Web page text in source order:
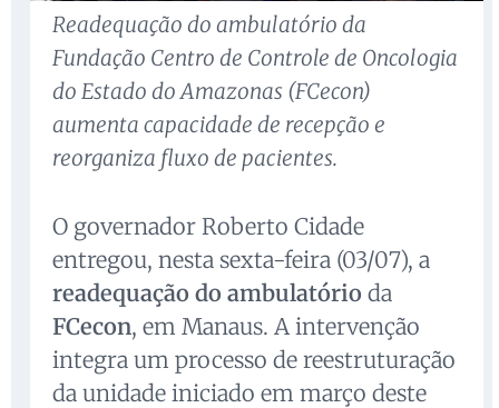
Readequação do ambulatório da
Fundação Centro de Controle de Oncologia
do Estado do Amazonas (FCecon)
aumenta capacidade de recepção e
reorganiza fluxo de pacientes.
O governador Roberto Cidade
entregou, nesta sexta-feira (03/07), a
readequação do ambulatório da
FCecon, em Manaus. A intervenção
integra um processo de reestruturação
da unidade iniciado em março deste